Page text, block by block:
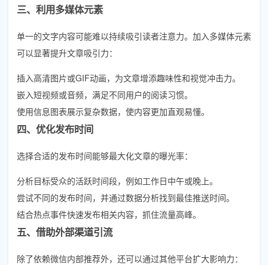
三、利用多媒体元素
单一的文字内容可能难以持续吸引读者注意力。加入多媒体元素
可以显著提升文章吸引力：
插入高清图片或GIF动画，为文章增添趣味性和视觉冲击力。
嵌入短视频或音频，满足不同用户的阅读习惯。
使用信息图表展示复杂数据，使内容更加直观易懂。
四、优化发布时间
选择合适的发布时间能够最大化文章的曝光率：
分析目标受众的活跃时间段，例如工作日中午或晚上。
尝试不同的发布时间，并通过数据分析找到最佳推送时间。
结合热点事件快速发布相关内容，抓住流量高峰。
五、借助外部渠道引流
除了依赖微信内部推荐外，还可以通过其他平台扩大影响力：